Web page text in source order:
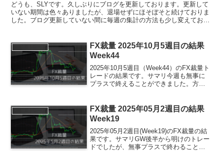
どうも、SLYです。久しぶりにブログを更新しております。更新して
いない期間は色々ありましたが、退場せずにほそぼそと続けておりま
した。ブログ更新していない間に毎週の集計の方法も少し変えており
FX裁量 2025年10月5週目の結果
Week44
2025年10月5週目（Week44）のFX裁量ト
レードの結果です。サマリ今週も無事に
プラスで終えることができました。方向
ったかもしれません。変更したトレード
方法にも少...
FX裁量 2025年05月2週目の結果
Week19
2025年05月2週目(Week19)のFX裁量の結
果です。サマリGW後半から明けのトレー
ドでしたが、無事プラスで終わることが